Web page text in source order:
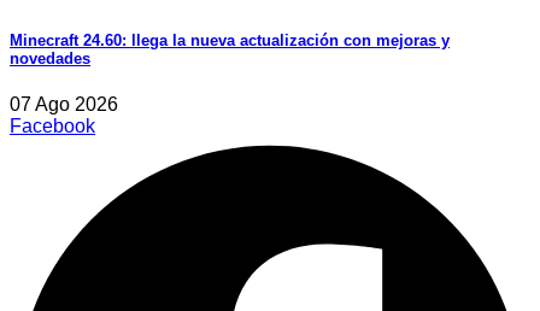
Minecraft 24.60: llega la nueva actualización con mejoras y
novedades
07 Ago 2026
Facebook